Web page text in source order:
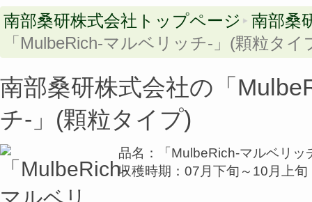
南部桑研株式会社トップページ
南部桑
「MulbeRich-マルベリッチ-」(顆粒タイ
南部桑研株式会社の「
チ-」(顆粒タイプ)
品名：「MulbeRich-マルベリッ
収穫時期：07月下旬～10月上旬